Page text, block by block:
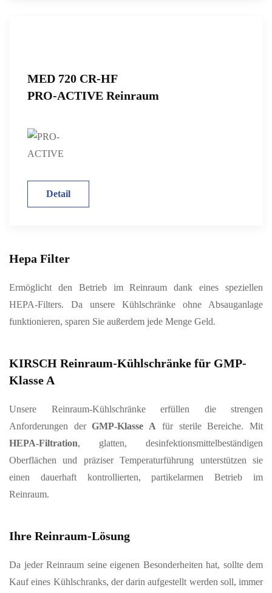
MED 720 CR-HF
PRO-ACTIVE Reinraum
Detail
Hepa Filter
Ermöglicht den Betrieb im Reinraum dank eines speziellen
HEPA-Filters. Da unsere Kühlschränke ohne Absauganlage
funktionieren, sparen Sie außerdem jede Menge Geld.
KIRSCH Reinraum-Kühlschränke für GMP-
Klasse A
Unsere Reinraum‑Kühlschränke erfüllen die strengen
Anforderungen derGMP‑Klasse A für sterile Bereiche. Mit
HEPA‑Filtration, glatten, desinfektionsmittelbeständigen
Oberflächen und präziser Temperaturführung unterstützen sie
einen dauerhaft kontrollierten, partikelarmen Betrieb im
Reinraum.
Ihre Reinraum-Lösung
Da jeder Reinraum seine eigenen Besonderheiten hat, sollte dem
Kauf eines Kühlschranks, der darin aufgestellt werden soll, immer